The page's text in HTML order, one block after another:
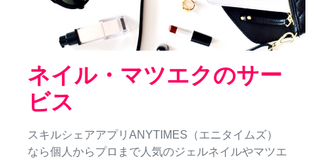
ネイル・マツエクのサー
ビス
スキルシェアアプリANYTIMES（エニタイムズ）
なら個人からプロまで人気のジェルネイルやマツエ